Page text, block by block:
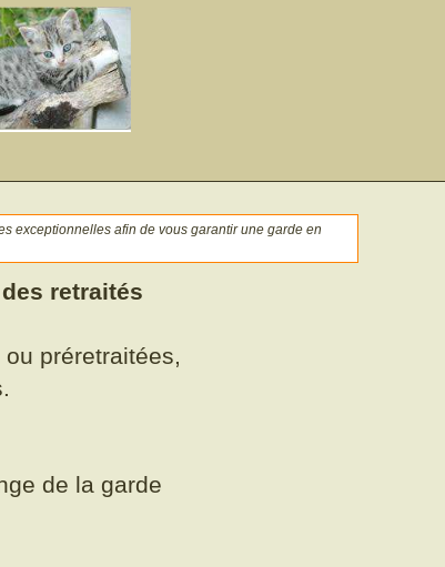
exceptionnelles afin de vous garantir une garde en
retraités
préretraitées,
de la garde